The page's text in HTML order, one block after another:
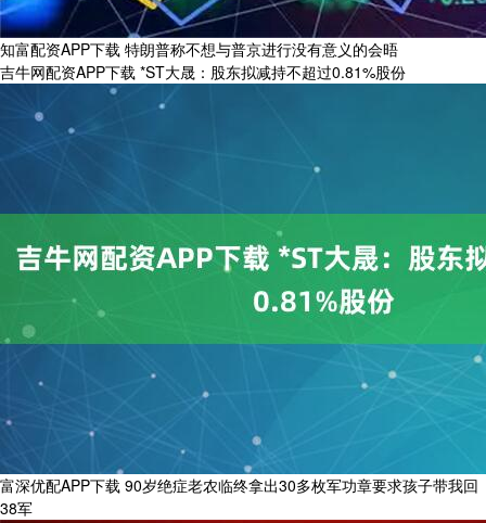
知富配资APP下载 特朗普称不想与普京进行没有意义的会晤
吉牛网配资APP下载 *ST大晟：股东拟减持不超过0.81%股份
富深优配APP下载 90岁绝症老农临终拿出30多枚军功章要求孩子带我回
38军